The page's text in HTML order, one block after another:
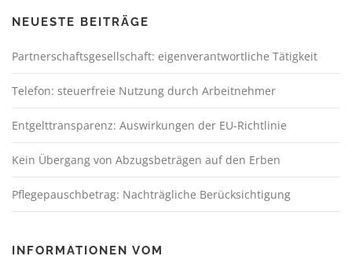
NEUESTE BEITRÄGE
Partnerschaftsgesellschaft: eigenverantwortliche Tätigkeit
Telefon: steuerfreie Nutzung durch Arbeitnehmer
Entgelttransparenz: Auswirkungen der EU-Richtlinie
Kein Übergang von Abzugsbeträgen auf den Erben
Pflegepauschbetrag: Nachträgliche Berücksichtigung
INFORMATIONEN VOM